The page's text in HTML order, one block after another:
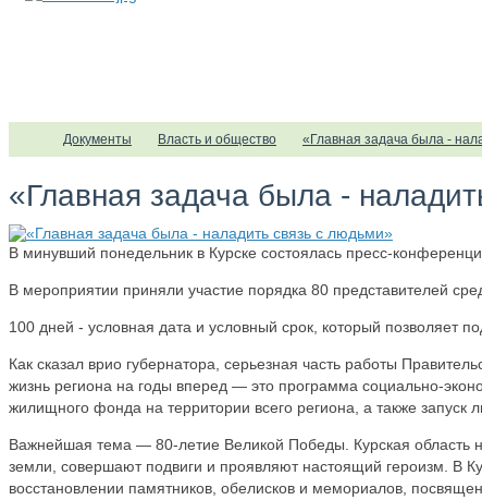
Документы Власть и общество «Главная задача была -
«Главная задача была -
В минувший понедельник в Курске состоялась пресс-
В мероприятии приняли участие порядка 80 представителей
100 дней - условная дата и условный срок, который позволяет
Как сказал врио губернатора, серьезная часть работы
жизнь региона на годы вперед — это программа социально-
жилищного фонда на территории всего региона, а также запуск
Важнейшая тема — 80-летие Великой Победы. Курская область
земли, совершают подвиги и проявляют настоящий героизм. В
восстановлении памятников, обелисков и мемориалов,